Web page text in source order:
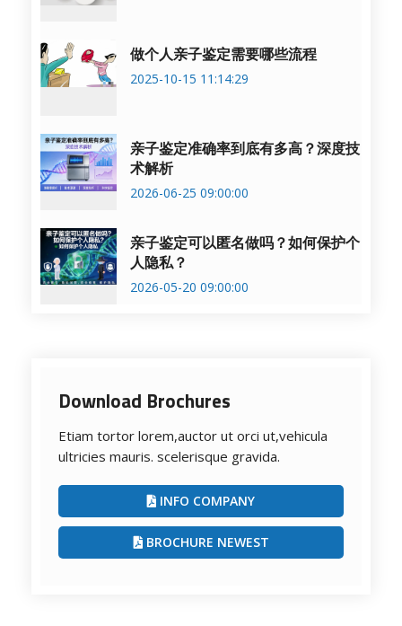
做个人亲子鉴定需要哪些流程
2025-10-15 11:14:29
亲子鉴定准确率到底有多高？深度技
术解析
2026-06-25 09:00:00
亲子鉴定可以匿名做吗？如何保护个
人隐私？
2026-05-20 09:00:00
Download Brochures
Etiam tortor lorem,auctor ut orci ut,vehicula
ultricies mauris. scelerisque gravida.
INFO COMPANY
BROCHURE NEWEST